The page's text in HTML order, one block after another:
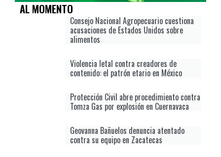
AL MOMENTO
Consejo Nacional Agropecuario cuestiona
acusaciones de Estados Unidos sobre
alimentos
Violencia letal contra creadores de
contenido: el patrón etario en México
Protección Civil abre procedimiento contra
Tomza Gas por explosión en Cuernavaca
Geovanna Bañuelos denuncia atentado
contra su equipo en Zacatecas